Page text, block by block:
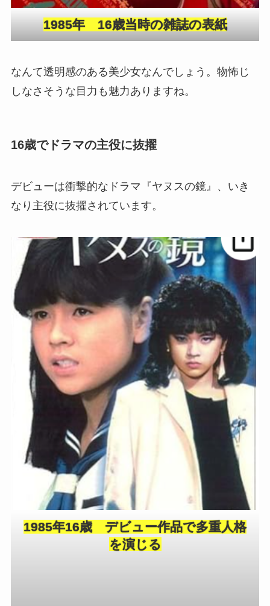
1985年 16歳当時の雑誌の表紙
なんて透明感のある美少女なんでしょう。物怖じ
しなさそうな目力も魅力ありますね。
16歳でドラマの主役に抜擢
デビューは衝撃的なドラマ『ヤヌスの鏡』、いき
なり主役に抜擢されています。
1985年16歳 デビュー作品で多重人格
を演じる